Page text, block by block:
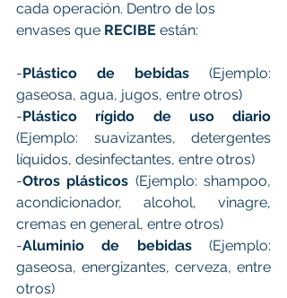
cada operación. Dentro de los
envases que RECIBE están:
-Plástico de bebidas (Ejemplo:
gaseosa, agua, jugos, entre otros)
-Plástico rígido de uso diario
(Ejemplo: suavizantes, detergentes
líquidos, desinfectantes, entre otros)
-Otros plásticos (Ejemplo: shampoo,
acondicionador, alcohol, vinagre,
cremas en general, entre otros)
-Aluminio de bebidas (Ejemplo:
gaseosa, energizantes, cerveza, entre
otros)